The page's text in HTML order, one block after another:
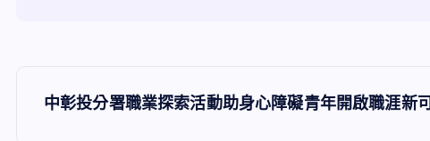
文中彰投分署職業探索活動助身心障礙青年開啟職涯新